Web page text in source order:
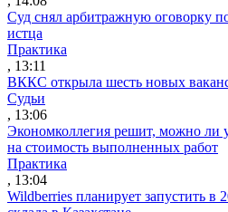
Суд снял арбитражную оговорку
истца
Практика
, 13:11
ВККС открыла шесть новых
Судьи
, 13:06
Экономколлегия решит, можно ли
на стоимость выполненных работ
Практика
, 13:04
Wildberries планирует запустить в